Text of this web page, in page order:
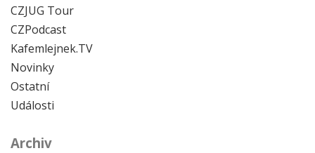
CZJUG Tour
CZPodcast
Kafemlejnek.TV
Novinky
Ostatní
Události
Archiv